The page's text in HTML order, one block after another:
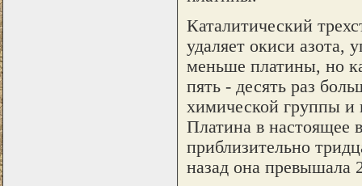
Каталитический
удаляет окиси азота,
меньше платины, но
пять - десять раз
химической группы и
Платина в настоящее
приблизительно
назад она превышала